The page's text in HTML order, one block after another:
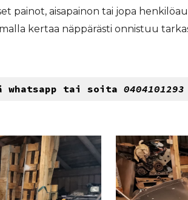
painot, aisapainon tai jopa
kertaa näppärästi onnistuu
whatsapp tai soita